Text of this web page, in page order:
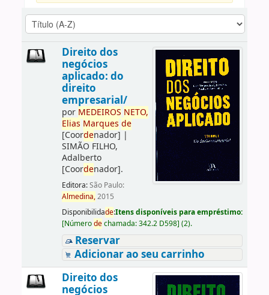
Direito dos
negócios
aplicado: do
direito
empresarial/
por MEDEIROS NETO,
Elias Marques de
[Coordenador] |
SIMÃO FILHO,
Adalberto
[Coordenador].
Editora:São Paulo:
Almedina,2015
Disponibilidade:Itens disponíveis para empréstimo:
[Númerodechamada:342.2 D598] (2).
Reservar
Adicionar ao seu carrinho
Direito dos
negócios